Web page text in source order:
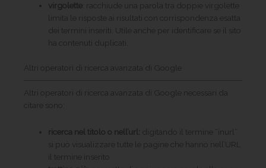
virgolette : racchiude una parola tra doppie virgolette
limita le risposte ai risultati con corrispondenza esatta
dei termini inseriti. Utile anche per identificare se il sito
ha contenuti duplicati.
Altri operatori di ricerca avanzata di Google
Altri operatori di ricerca avanzata di Google necessari da
citare sono:
ricerca nel titolo o nell’url: digitando il termine “inurl”
si può visualizzare tutte le pagine che hanno nell’URL
il termine inserito